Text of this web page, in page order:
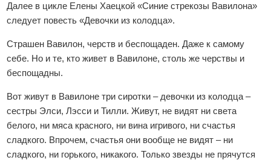
Далее в цикле Елены Хаецкой «Синие стрекозы Вавилона»
следует повесть «Девочки из колодца».
Страшен Вавилон, черств и беспощаден. Даже к самому
себе. Но и те, кто живет в Вавилоне, столь же черствы и
беспощадны.
Вот живут в Вавилоне три сиротки – девочки из колодца –
сестры Элси, Лэсси и Тилли. Живут, не видят ни света
белого, ни мяса красного, ни вина игривого, ни счастья
сладкого. Впрочем, счастья они вообще не видят – ни
сладкого, ни горького, никакого. Только звезды не прячутся